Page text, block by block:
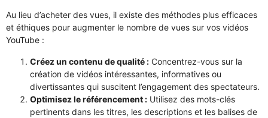
Au lieu d’acheter des vues, il existe des méthodes plus efficaces
et éthiques pour augmenter le nombre de vues sur vos vidéos
YouTube :
Créez un contenu de qualité : Concentrez-vous sur la
création de vidéos intéressantes, informatives ou
divertissantes qui suscitent l’engagement des spectateurs.
Optimisez le référencement : Utilisez des mots-clés
pertinents dans les titres, les descriptions et les balises de